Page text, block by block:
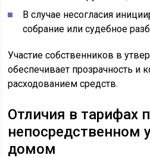
В случае несогласия
собрание или судебное
Участие собственников в
обеспечивает прозрачность и
расходованием средств.
Отличия в тарифах
непосредственном
домом